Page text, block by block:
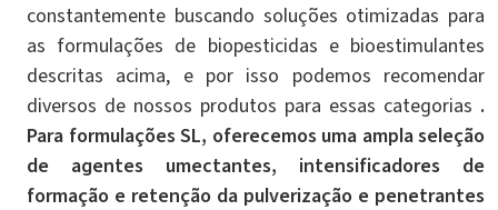
constantemente buscando soluções otimizadas para
as formulações de biopesticidas e bioestimulantes
descritas acima, e por isso podemos recomendar
diversos de nossos produtos para essas categorias .
Para formulações SL, oferecemos uma ampla seleção
de agentes umectantes, intensificadores de
formação e retenção da pulverização e penetrantes